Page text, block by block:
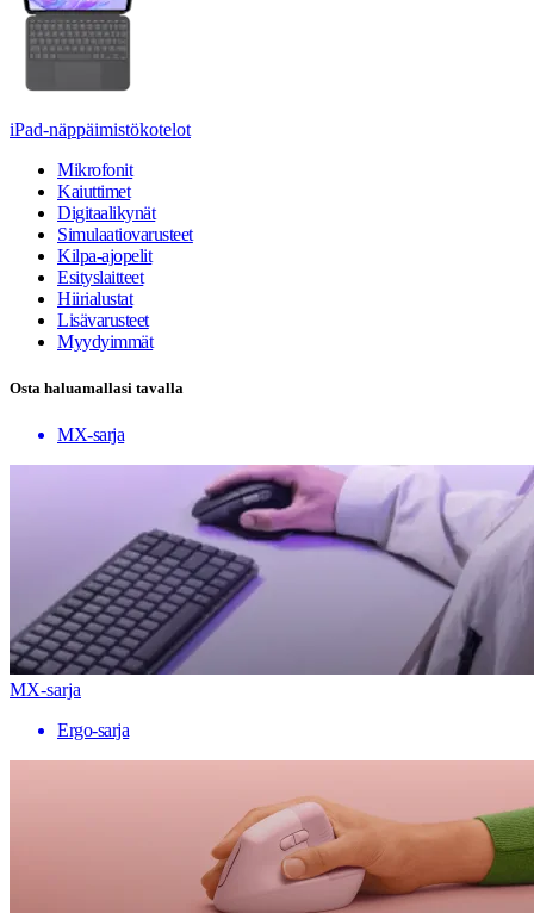
iPad-näppäimistökotelot
Mikrofonit
Kaiuttimet
Digitaalikynät
Simulaatiovarusteet
Kilpa-ajopelit
Esityslaitteet
Hiirialustat
Lisävarusteet
Myydyimmät
Osta haluamallasi tavalla
MX-sarja
MX-sarja
Ergo-sarja